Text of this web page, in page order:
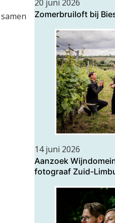
20 juni 2026
Zomerbruiloft bij
14 juni 2026
Aanzoek
fotograaf Zuid-